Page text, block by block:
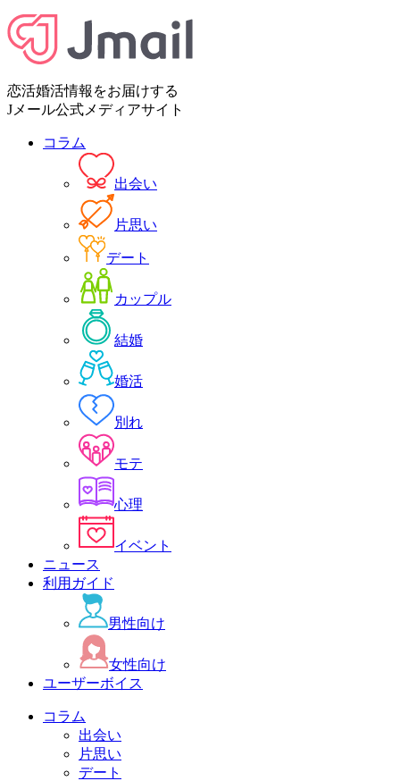
恋活婚活情報をお届けする
Jメール公式メディアサイト
コラム
出会い
片思い
デート
カップル
結婚
婚活
別れ
モテ
心理
イベント
ニュース
利用ガイド
男性向け
女性向け
ユーザーボイス
コラム
出会い
片思い
デート